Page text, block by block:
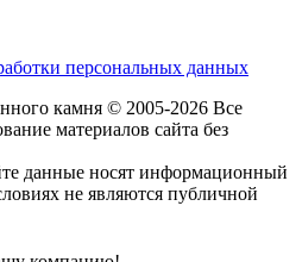
персональных данных
камня © 2005-2026 Все
материалов сайта без
данные носят информационный
не являются публичной